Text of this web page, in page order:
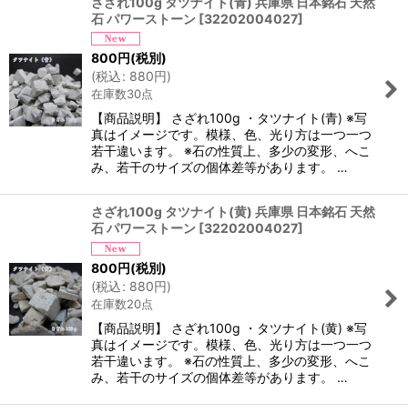
石 パワーストーン [32202004027]
800円(税別)
(税込: 880円)
在庫数30点
【商品説明】 さざれ100g ・タツナイト(青) ※写
真はイメージです。模様、色、光り方は一つ一つ
若干違います。 ※石の性質上、多少の変形、へこ
み、若干のサイズの個体差等があります。 …
さざれ100g タツナイト(黄) 兵庫県 日本銘石 天然
石 パワーストーン [32202004027]
800円(税別)
(税込: 880円)
在庫数20点
【商品説明】 さざれ100g ・タツナイト(黄) ※写
真はイメージです。模様、色、光り方は一つ一つ
若干違います。 ※石の性質上、多少の変形、へこ
み、若干のサイズの個体差等があります。 …